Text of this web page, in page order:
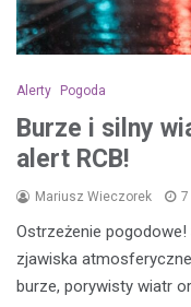
Alerty Pogoda
Burze i silny
alert RCB!
Mariusz Wieczorek 7
Ostrzeżenie
zjawiska
burze, porywisty wiatr